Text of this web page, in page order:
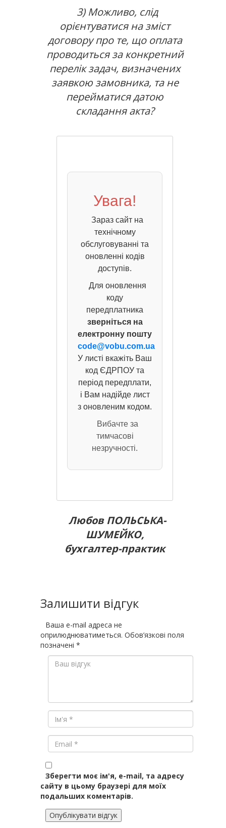
3) Можливо, слід
орієнтуватися на зміст
договору про те, що оплата
проводиться за конкретний
перелік задач, визначених
заявкою замовника, та не
перейматися датою
складання акта?
Увага!
Зараз сайт на
технічному
обслуговуванні та
оновленні кодів
доступів.
Для оновлення
коду
передплатника
зверніться на
електронну пошту
code@vobu.com.ua
У листі вкажіть Ваш
код ЄДРПОУ та
період передплати,
і Вам надійде лист
з оновленим кодом.
Вибачте за
тимчасові
незручності.
Любов ПОЛЬСЬКА-
ШУМЕЙКО,
бухгалтер-практик
Залишити відгук
Ваша e-mail адреса не
оприлюднюватиметься. Обов’язкові поля
позначені *
Зберегти моє ім'я, e-mail, та адресу
сайту в цьому браузері для моїх
подальших коментарів.